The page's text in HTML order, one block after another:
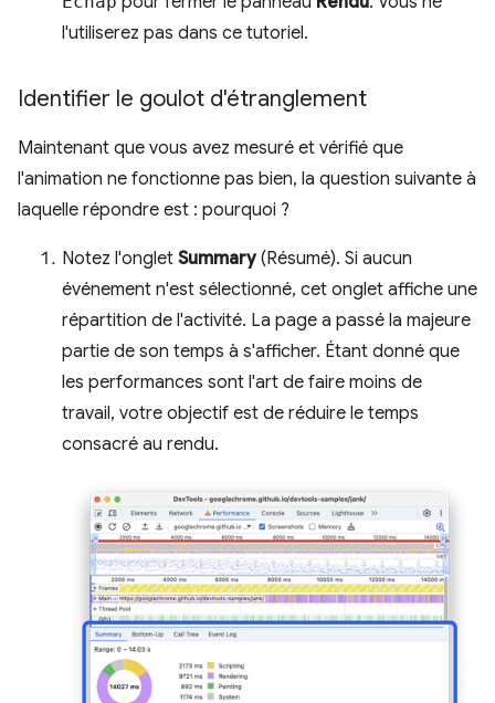
l'utiliserez pas dans ce tutoriel.
Identifier le goulot d'étranglement
Maintenant que vous avez mesuré et vérifié que
l'animation ne fonctionne pas bien, la question suivante à
laquelle répondre est : pourquoi ?
Notez l'onglet Summary(Résumé). Si aucun
événement n'est sélectionné, cet onglet affiche une
répartition de l'activité. La page a passé la majeure
partie de son temps à s'afficher. Étant donné que
les performances sont l'art de faire moins de
travail, votre objectif est de réduire le temps
consacré au rendu.